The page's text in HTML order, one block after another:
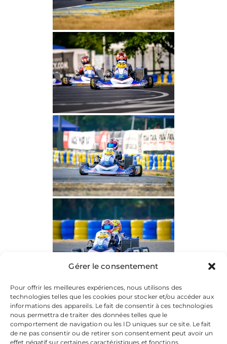
Gérer le consentement
Pour offrir les meilleures expériences, nous utilisons des
technologies telles que les cookies pour stocker et/ou accéder aux
informations des appareils. Le fait de consentir à ces technologies
nous permettra de traiter des données telles que le
comportement de navigation ou les ID uniques sur ce site. Le fait
de ne pas consentir ou de retirer son consentement peut avoir un
effet négatif sur certaines caractéristiques et fonctions.